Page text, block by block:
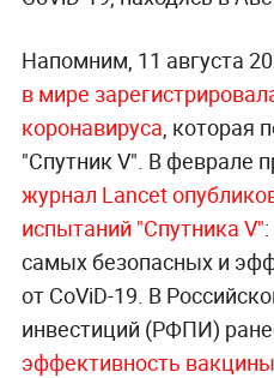
Напомним, 11 августа
в мире
коронавируса , которая
"Спутник V". В феврале
журнал Lancet
испытаний "Спутника V"
самых безопасных и
от CoViD-19. В
инвестиций (РФПИ)
эффективность